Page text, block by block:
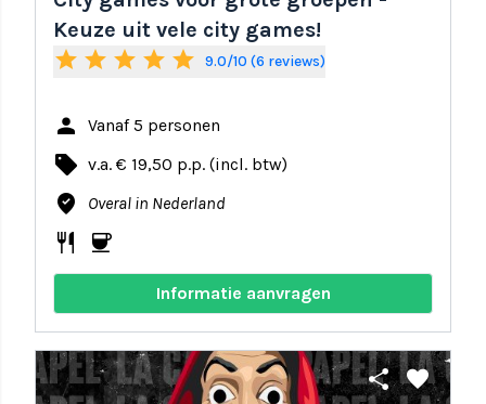
Keuze uit vele city games!
star star star star star 9.0/10 (6 reviews)
person Vanaf 5 personen
local_offer v.a. € 19,50 p.p. (incl. btw)
where_to_vote Overal in Nederland
restaurant coffee
Informatie aanvragen
share favorite